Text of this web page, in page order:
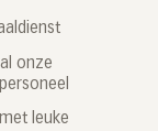
onze
leuke